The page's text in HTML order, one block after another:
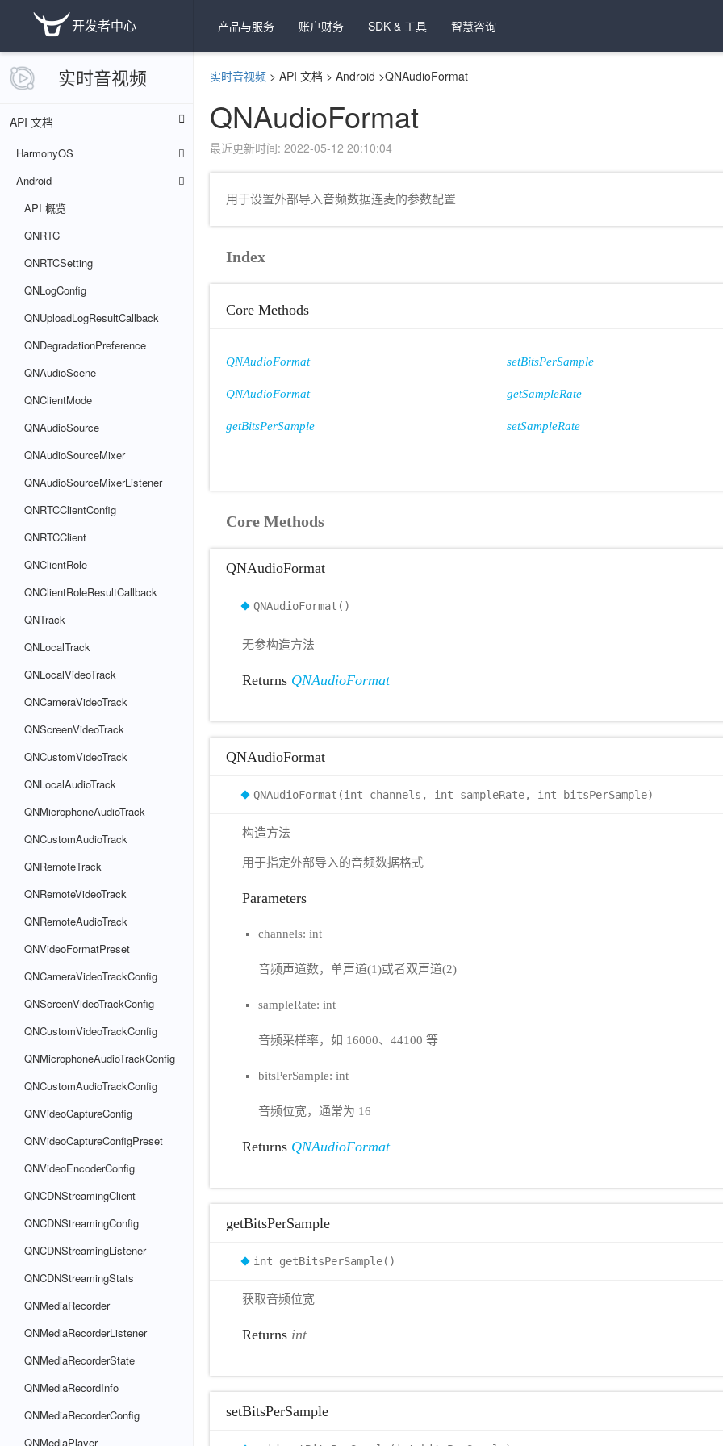
开发者中心 产品与服务 账户财务 SDK & 工具 智慧咨询
实时音视频
API 文档
HarmonyOS
Android
API 概览
QNRTC
QNRTCSetting
QNLogConfig
QNUploadLogResultCallback
QNDegradationPreference
QNAudioScene
QNClientMode
QNAudioSource
QNAudioSourceMixer
QNAudioSourceMixerListener
QNRTCClientConfig
QNRTCClient
QNClientRole
QNClientRoleResultCallback
QNTrack
QNLocalTrack
QNLocalVideoTrack
QNCameraVideoTrack
QNScreenVideoTrack
QNCustomVideoTrack
QNLocalAudioTrack
QNMicrophoneAudioTrack
QNCustomAudioTrack
QNRemoteTrack
QNRemoteVideoTrack
QNRemoteAudioTrack
QNVideoFormatPreset
QNCameraVideoTrackConfig
QNScreenVideoTrackConfig
QNCustomVideoTrackConfig
QNMicrophoneAudioTrackConfig
QNCustomAudioTrackConfig
QNVideoCaptureConfig
QNVideoCaptureConfigPreset
QNVideoEncoderConfig
QNCDNStreamingClient
QNCDNStreamingConfig
QNCDNStreamingListener
QNCDNStreamingStats
QNMediaRecorder
QNMediaRecorderListener
QNMediaRecorderState
QNMediaRecordInfo
QNMediaRecorderConfig
QNMediaPlayer
实时音视频 > API 文档 > Android >QNAudioFormat
QNAudioFormat
最近更新时间: 2022-05-12 20:10:04
用于设置外部导入音频数据连麦的参数配置
Index
Core Methods
QNAudioFormat
QNAudioFormat
getBitsPerSample
setBitsPerSample
getSampleRate
setSampleRate
Core Methods
QNAudioFormat
QNAudioFormat()
无参构造方法
Returns QNAudioFormat
QNAudioFormat
QNAudioFormat(int channels, int sampleRate, int bitsPerSample)
构造方法
用于指定外部导入的音频数据格式
Parameters
channels: int
音频声道数，单声道(1)或者双声道(2)
sampleRate: int
音频采样率，如 16000、44100 等
bitsPerSample: int
音频位宽，通常为 16
Returns QNAudioFormat
getBitsPerSample
int getBitsPerSample()
获取音频位宽
Returns int
setBitsPerSample